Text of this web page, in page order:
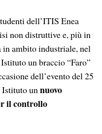
dell’ITIS Enea
non distruttive e, più in
ambito industriale, nel
un braccio “Faro”
dell’evento del 25
Istituto unnuovo
il controllo